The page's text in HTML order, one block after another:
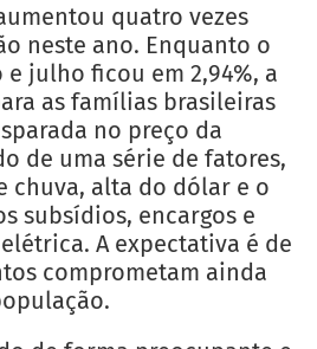
quatro vezes
neste ano. Enquanto o
e julho ficou em 2,94%, a
as famílias brasileiras
no preço da
de uma série de fatores,
chuva, alta do dólar e o
subsídios, encargos e
A expectativa é de
comprometam ainda